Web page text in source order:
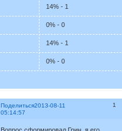
14% - 1
0% - 0
14% - 1
0% - 0
Поделиться 1
2013-08-11
05:14:57